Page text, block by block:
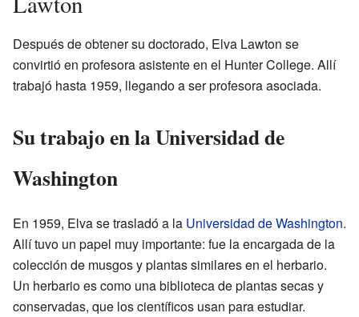
Después de obtener su doctorado, Elva Lawton se
convirtió en profesora asistente en el Hunter College. Allí
trabajó hasta 1959, llegando a ser profesora asociada.
Su trabajo en la Universidad de
Washington
En 1959, Elva se trasladó a la Universidad de Washington.
Allí tuvo un papel muy importante: fue la encargada de la
colección de musgos y plantas similares en el herbario.
Un herbario es como una biblioteca de plantas secas y
conservadas, que los científicos usan para estudiar.